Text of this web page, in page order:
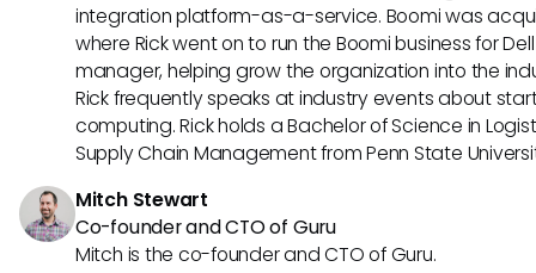
integration platform-as-a-service. Boomi was
where Rick went on to run the Boomi business for
manager, helping grow the organization into the
Rick frequently speaks at industry events about
computing. Rick holds a Bachelor of Science in
Supply Chain Management from Penn State
Mitch Stewart
Co-founder and CTO of Guru
Mitch is the co-founder and CTO of Guru.